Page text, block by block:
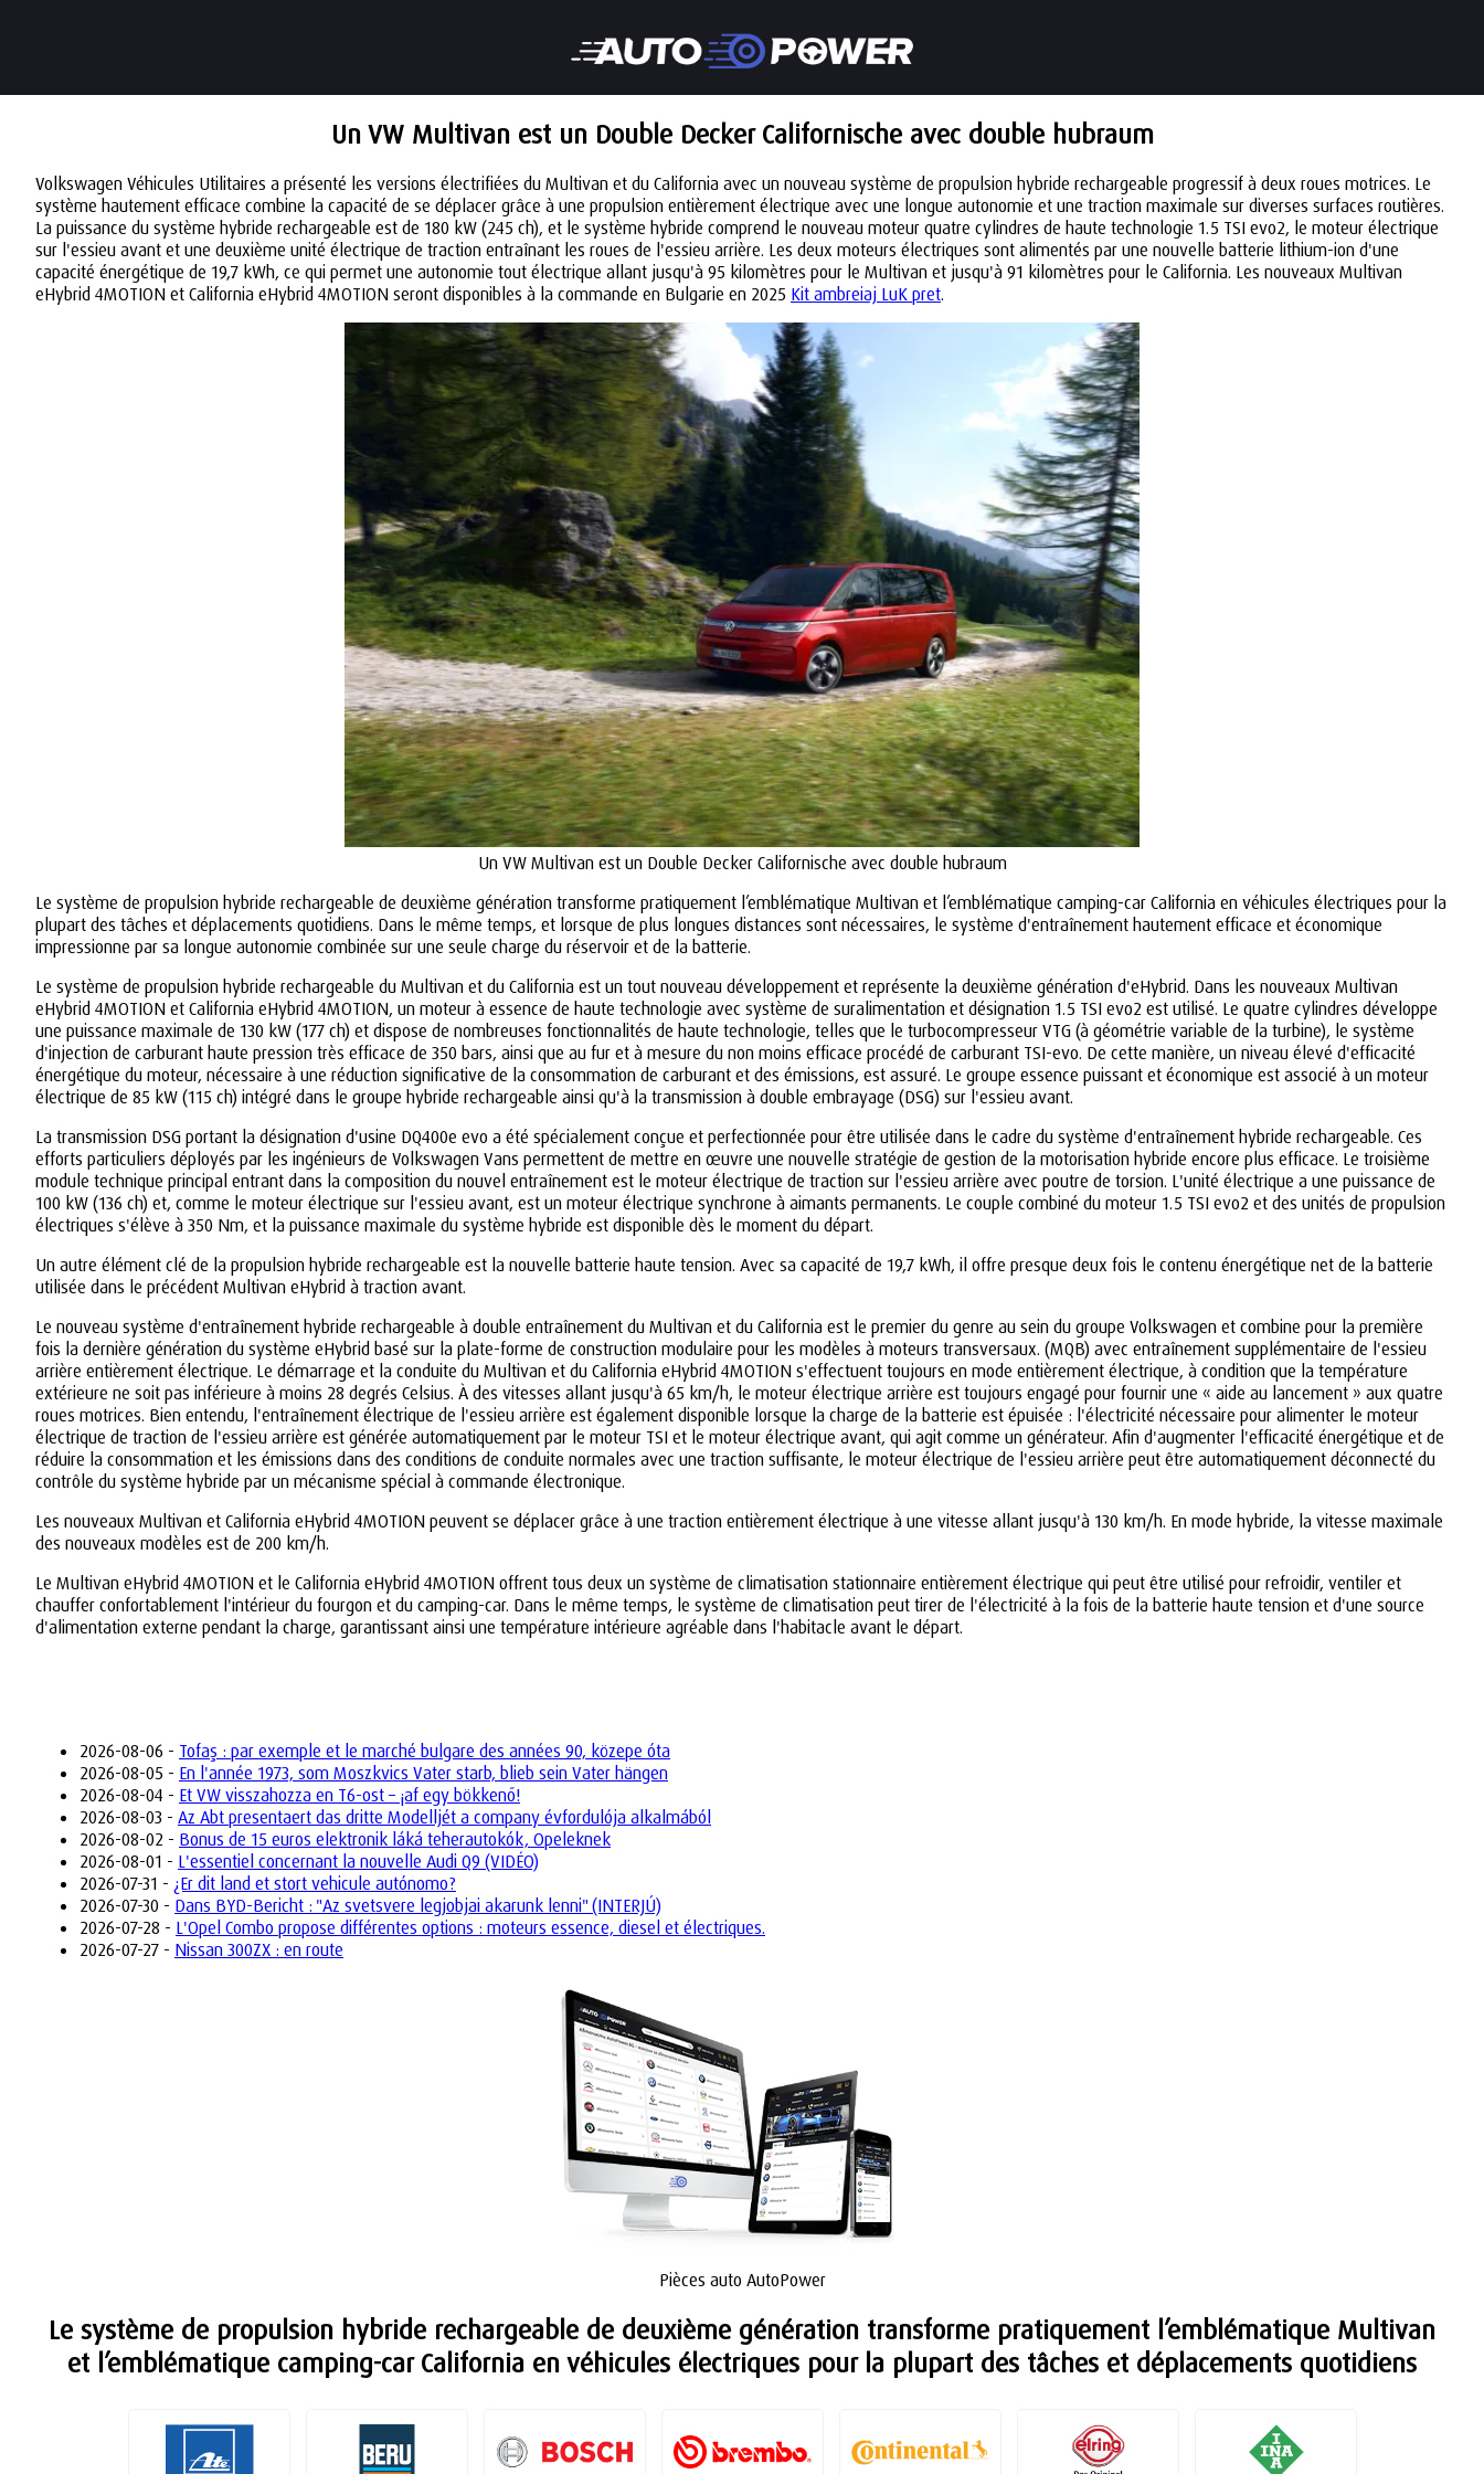
Un VW Multivan est un Double Decker Californische avec double hubraum
Volkswagen Véhicules Utilitaires a présenté les versions électrifiées du Multivan et du California avec un nouveau système de propulsion hybride rechargeable progressif à deux roues motrices. Le
système hautement efficace combine la capacité de se déplacer grâce à une propulsion entièrement électrique avec une longue autonomie et une traction maximale sur diverses surfaces routières.
La puissance du système hybride rechargeable est de 180 kW (245 ch), et le système hybride comprend le nouveau moteur quatre cylindres de haute technologie 1.5 TSI evo2, le moteur électrique
sur l'essieu avant et une deuxième unité électrique de traction entraînant les roues de l'essieu arrière. Les deux moteurs électriques sont alimentés par une nouvelle batterie lithium-ion d'une
capacité énergétique de 19,7 kWh, ce qui permet une autonomie tout électrique allant jusqu'à 95 kilomètres pour le Multivan et jusqu'à 91 kilomètres pour le California. Les nouveaux Multivan
eHybrid 4MOTION et California eHybrid 4MOTION seront disponibles à la commande en Bulgarie en 2025 Kit ambreiaj LuK pret.
Un VW Multivan est un Double Decker Californische avec double hubraum
Le système de propulsion hybride rechargeable de deuxième génération transforme pratiquement l’emblématique Multivan et l’emblématique camping-car California en véhicules électriques pour la
plupart des tâches et déplacements quotidiens. Dans le même temps, et lorsque de plus longues distances sont nécessaires, le système d'entraînement hautement efficace et économique
impressionne par sa longue autonomie combinée sur une seule charge du réservoir et de la batterie.
Le système de propulsion hybride rechargeable du Multivan et du California est un tout nouveau développement et représente la deuxième génération d'eHybrid. Dans les nouveaux Multivan
eHybrid 4MOTION et California eHybrid 4MOTION, un moteur à essence de haute technologie avec système de suralimentation et désignation 1.5 TSI evo2 est utilisé. Le quatre cylindres développe
une puissance maximale de 130 kW (177 ch) et dispose de nombreuses fonctionnalités de haute technologie, telles que le turbocompresseur VTG (à géométrie variable de la turbine), le système
d'injection de carburant haute pression très efficace de 350 bars, ainsi que au fur et à mesure du non moins efficace procédé de carburant TSI-evo. De cette manière, un niveau élevé d'efficacité
énergétique du moteur, nécessaire à une réduction significative de la consommation de carburant et des émissions, est assuré. Le groupe essence puissant et économique est associé à un moteur
électrique de 85 kW (115 ch) intégré dans le groupe hybride rechargeable ainsi qu'à la transmission à double embrayage (DSG) sur l'essieu avant.
La transmission DSG portant la désignation d'usine DQ400e evo a été spécialement conçue et perfectionnée pour être utilisée dans le cadre du système d'entraînement hybride rechargeable. Ces
efforts particuliers déployés par les ingénieurs de Volkswagen Vans permettent de mettre en œuvre une nouvelle stratégie de gestion de la motorisation hybride encore plus efficace. Le troisième
module technique principal entrant dans la composition du nouvel entraînement est le moteur électrique de traction sur l'essieu arrière avec poutre de torsion. L'unité électrique a une puissance de
100 kW (136 ch) et, comme le moteur électrique sur l'essieu avant, est un moteur électrique synchrone à aimants permanents. Le couple combiné du moteur 1.5 TSI evo2 et des unités de propulsion
électriques s'élève à 350 Nm, et la puissance maximale du système hybride est disponible dès le moment du départ.
Un autre élément clé de la propulsion hybride rechargeable est la nouvelle batterie haute tension. Avec sa capacité de 19,7 kWh, il offre presque deux fois le contenu énergétique net de la batterie
utilisée dans le précédent Multivan eHybrid à traction avant.
Le nouveau système d'entraînement hybride rechargeable à double entraînement du Multivan et du California est le premier du genre au sein du groupe Volkswagen et combine pour la première
fois la dernière génération du système eHybrid basé sur la plate-forme de construction modulaire pour les modèles à moteurs transversaux. (MQB) avec entraînement supplémentaire de l'essieu
arrière entièrement électrique. Le démarrage et la conduite du Multivan et du California eHybrid 4MOTION s'effectuent toujours en mode entièrement électrique, à condition que la température
extérieure ne soit pas inférieure à moins 28 degrés Celsius. À des vitesses allant jusqu'à 65 km/h, le moteur électrique arrière est toujours engagé pour fournir une « aide au lancement » aux quatre
roues motrices. Bien entendu, l'entraînement électrique de l'essieu arrière est également disponible lorsque la charge de la batterie est épuisée : l'électricité nécessaire pour alimenter le moteur
électrique de traction de l'essieu arrière est générée automatiquement par le moteur TSI et le moteur électrique avant, qui agit comme un générateur. Afin d'augmenter l'efficacité énergétique et de
réduire la consommation et les émissions dans des conditions de conduite normales avec une traction suffisante, le moteur électrique de l'essieu arrière peut être automatiquement déconnecté du
contrôle du système hybride par un mécanisme spécial à commande électronique.
Les nouveaux Multivan et California eHybrid 4MOTION peuvent se déplacer grâce à une traction entièrement électrique à une vitesse allant jusqu'à 130 km/h. En mode hybride, la vitesse maximale
des nouveaux modèles est de 200 km/h.
Le Multivan eHybrid 4MOTION et le California eHybrid 4MOTION offrent tous deux un système de climatisation stationnaire entièrement électrique qui peut être utilisé pour refroidir, ventiler et
chauffer confortablement l'intérieur du fourgon et du camping-car. Dans le même temps, le système de climatisation peut tirer de l'électricité à la fois de la batterie haute tension et d'une source
d'alimentation externe pendant la charge, garantissant ainsi une température intérieure agréable dans l'habitacle avant le départ.
2026-08-06 - Tofaş : par exemple et le marché bulgare des années 90, közepe óta
2026-08-05 - En l'année 1973, som Moszkvics Vater starb, blieb sein Vater hängen
2026-08-04 - Et VW visszahozza en T6-ost – ¡af egy bökkenő!
2026-08-03 - Az Abt presentaert das dritte Modelljét a company évfordulója alkalmából
2026-08-02 - Bonus de 15 euros elektronik láká teherautokók, Opeleknek
2026-08-01 - L'essentiel concernant la nouvelle Audi Q9 (VIDÉO)
2026-07-31 - ¿Er dit land et stort vehicule autónomo?
2026-07-30 - Dans BYD-Bericht : "Az svetsvere legjobjai akarunk lenni" (INTERJÚ)
2026-07-28 - L'Opel Combo propose différentes options : moteurs essence, diesel et électriques.
2026-07-27 - Nissan 300ZX : en route
Pièces auto AutoPower
Le système de propulsion hybride rechargeable de deuxième génération transforme pratiquement l’emblématique Multivan
et l’emblématique camping-car California en véhicules électriques pour la plupart des tâches et déplacements quotidiens